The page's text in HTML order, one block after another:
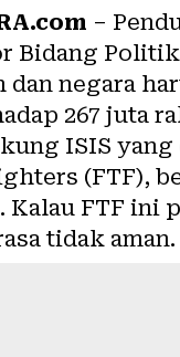
–
Bidang
dan negara
267 juta
ISIS
(FTF),
Kalau FTF ini
tidak aman.